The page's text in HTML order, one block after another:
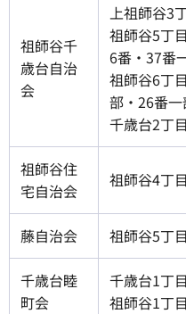
祖師谷千
歳台自治
会
上祖師谷3
祖師谷5丁
6番・37番
祖師谷6丁
部・26番
千歳台2丁
祖師谷住
宅自治会
祖師谷4丁
藤自治会 祖師谷5丁
千歳台睦
町会
千歳台1丁
祖師谷1丁